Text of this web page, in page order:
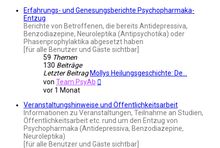
Erfahrungs- und Genesungsberichte Psychopharmaka-
Entzug
Berichte von Betroffenen, die bereits Antidepressiva,
Benzodiazepine, Neuroleptika (Antipsychotika) oder
Phasenprophylaktika abgesetzt haben
[für alle Benutzer und Gäste sichtbar]
59 Themen
130 Beiträge
Letzter Beitrag Mollys Heilungsgeschichte: De…
von Team PsyAb
vor 1 Monat
Veranstaltungshinweise und Öffentlichkeitsarbeit
Informationen zu Veranstaltungen, Teilnahme an Studien,
Öffentlichkeitsarbeit etc. rund um den Entzug von
Psychopharmaka (Antidepressiva, Benzodiazepine,
Neuroleptika)
[für alle Benutzer und Gäste sichtbar]